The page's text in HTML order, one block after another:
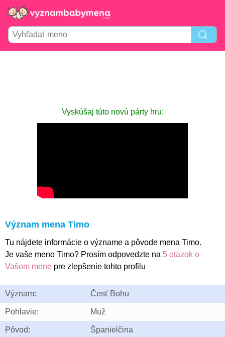
Vyskúšaj túto novú párty hru:
Význam mena Timo
Tu nájdete informácie o význame a pôvode mena Timo.
Je vaše meno Timo? Prosím odpovedzte na 5 otázok o
Vašom mene pre zlepšenie tohto profilu
Význam: Česť Bohu
Pohlavie: Muž
Pôvod: Španielčina